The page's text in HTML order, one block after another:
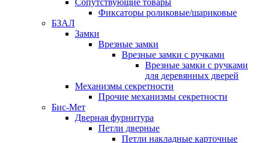
Сопутствующие товары
Фиксаторы роликовые/шариковые
БЗАЛ
Замки
Врезные замки
Врезные замки с ручками
Врезные замки с ручками
для деревянных дверей
Механизмы секретности
Прочие механизмы секретности
Бис-Мет
Дверная фурнитура
Петли дверные
Петли накладные карточные